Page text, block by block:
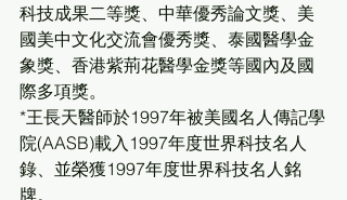
科技成果二等獎、中華優秀論文獎、美
國美中文化交流會優秀獎、泰國醫學金
象獎、香港紫荊花醫學金獎等國內及國
際多項獎。
*王長天醫師於1997年被美國名人傳記學
院(AASB)載入1997年度世界科技名人
錄、並榮獲1997年度世界科技名人銘
牌。